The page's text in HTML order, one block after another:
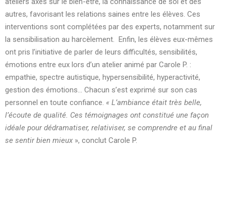
autres, favorisant les relations saines entre les élèves. Ces
interventions sont complétées par des experts, notamment sur
la sensibilisation au harcèlement. Enfin, les élèves eux-mêmes
ont pris l’initiative de parler de leurs difficultés, sensibilités,
émotions entre eux lors d’un atelier animé par Carole P. :
empathie, spectre autistique, hypersensibilité, hyperactivité,
gestion des émotions… Chacun s’est exprimé sur son cas
personnel en toute confiance. « L’ambiance était très belle,
l’écoute de qualité. Ces témoignages ont constitué une façon
idéale pour dédramatiser, relativiser, se comprendre et au final
se sentir bien mieux », conclut Carole P.